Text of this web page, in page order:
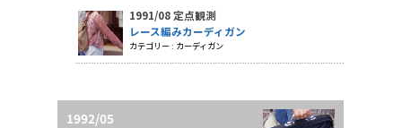
1991/08 定点観測
レース編みカーディガン
カテゴリー : カーディガン
1992/05